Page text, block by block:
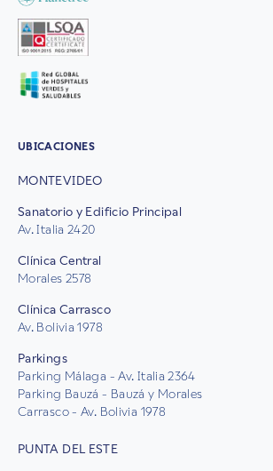
UBICACIONES
MONTEVIDEO
Sanatorio y Edificio Principal
Av. Italia 2420
Clínica Central
Morales 2578
Clínica Carrasco
Av. Bolivia 1978
Parkings
Parking Málaga - Av. Italia 2364
Parking Bauzá - Bauzá y Morales
Carrasco - Av. Bolivia 1978
PUNTA DEL ESTE